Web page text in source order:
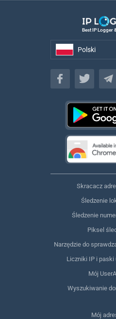
Best IP Logger
Polski
Polski
Skracacz
Śledzenie
Śledzenie
Piksel
Narzędzie do
Liczniki IP i
Mój
Wyszukiwanie
Mój